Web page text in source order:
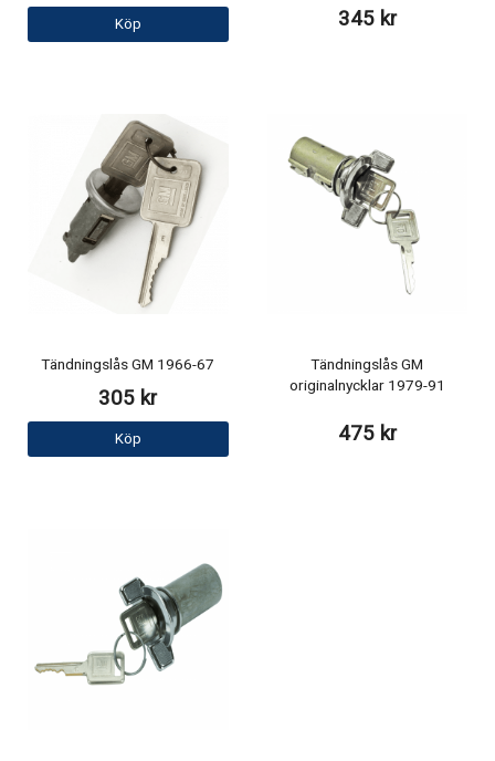
Köp 345 kr
Tändningslås GM 1966-67
305 kr
Köp
Tändningslås GM
originalnycklar 1979-91
475 kr